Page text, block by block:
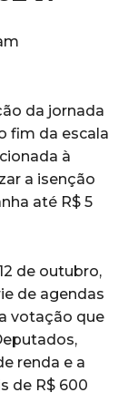
da jornada
fim da escala
à
a isenção
até R$ 5
de outubro,
de agendas
votação que
renda e a
de R$ 600